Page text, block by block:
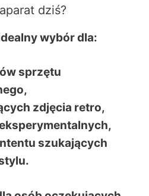
dziś?
wybór dla:
sprzętu
zdjęcia retro,
szukających